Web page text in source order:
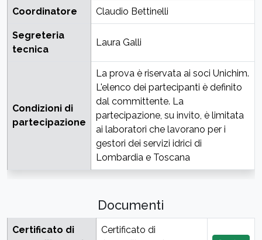
Coordinatore Claudio Bettinelli
Segreteria
tecnica
Laura Galli
Condizioni di
partecipazione
La prova è riservata ai soci Unichim.
L'elenco dei partecipanti è definito
dal committente. La
partecipazione, su invito, è limitata
ai laboratori che lavorano per i
gestori dei servizi idrici di
Lombardia e Toscana
Documenti
Certificato di
Certificato di